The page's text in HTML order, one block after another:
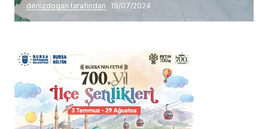
denizdogan tarafından 19/07/2024